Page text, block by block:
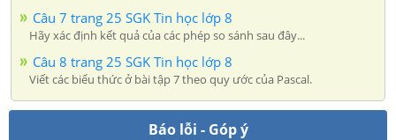
Câu 7 trang 25 SGK Tin học lớp 8
Hãy xác định kết quả của các phép so sánh sau đây...
Câu 8 trang 25 SGK Tin học lớp 8
Viết các biểu thức ở bài tập 7 theo quy ước của Pascal.
Báo lỗi - Góp ý